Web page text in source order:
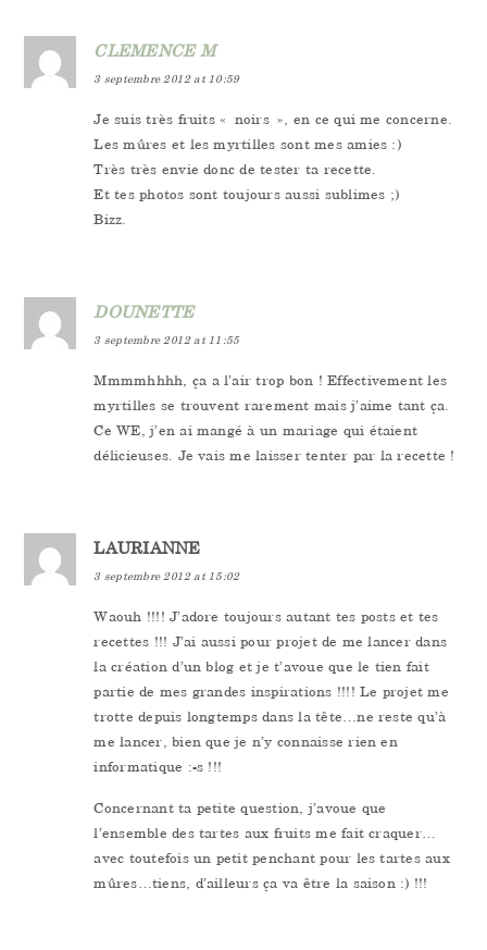
CLEMENCE M
3 septembre 2012 at 10:59
Je suis très fruits « noirs », en ce qui me concerne.
Les mûres et les myrtilles sont mes amies :)
Très très envie donc de tester ta recette.
Et tes photos sont toujours aussi sublimes ;)
Bizz.
DOUNETTE
3 septembre 2012 at 11:55
Mmmmhhhh, ça a l’air trop bon ! Effectivement les
myrtilles se trouvent rarement mais j’aime tant ça.
Ce WE, j’en ai mangé à un mariage qui étaient
délicieuses. Je vais me laisser tenter par la recette !
LAURIANNE
3 septembre 2012 at 15:02
Waouh !!!! J’adore toujours autant tes posts et tes
recettes !!! J’ai aussi pour projet de me lancer dans
la création d’un blog et je t’avoue que le tien fait
partie de mes grandes inspirations !!!! Le projet me
trotte depuis longtemps dans la tête…ne reste qu’à
me lancer, bien que je n’y connaisse rien en
informatique :-s !!!
Concernant ta petite question, j’avoue que
l’ensemble des tartes aux fruits me fait craquer…
avec toutefois un petit penchant pour les tartes aux
mûres…tiens, d’ailleurs ça va être la saison :) !!!